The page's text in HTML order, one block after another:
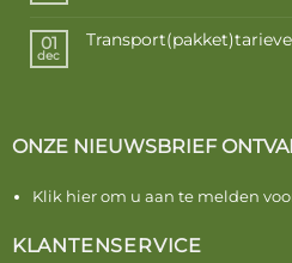
01
dec
ONZE NIEUWSBRIEF
Klik hier om u aan te melden
KLANTENSERVICE